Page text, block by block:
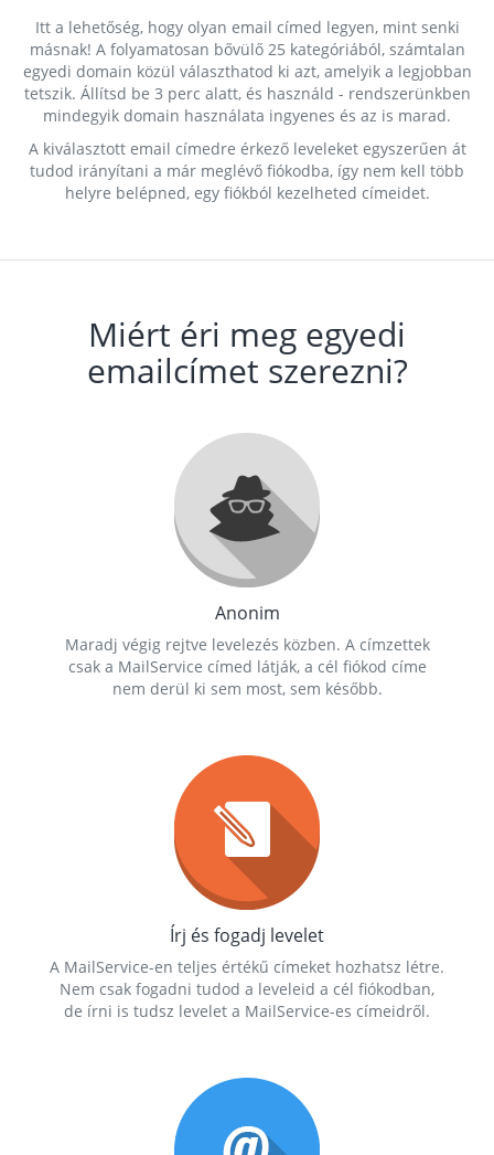
Itt a lehetőség, hogy olyan email címed legyen, mint senki
másnak! A folyamatosan bővülő 25 kategóriából, számtalan
egyedi domain közül választhatod ki azt, amelyik a legjobban
tetszik. Állítsd be 3 perc alatt, és használd - rendszerünkben
mindegyik domain használata ingyenes és az is marad.
A kiválasztott email címedre érkező leveleket egyszerűen át
tudod irányítani a már meglévő fiókodba, így nem kell több
helyre belépned, egy fiókból kezelheted címeidet.
Miért éri meg egyedi
emailcímet szerezni?
Anonim
Maradj végig rejtve levelezés közben. A címzettek
csak a MailService címed látják, a cél fiókod címe
nem derül ki sem most, sem később.
Írj és fogadj levelet
A MailService-en teljes értékű címeket hozhatsz létre.
Nem csak fogadni tudod a leveleid a cél fiókodban,
de írni is tudsz levelet a MailService-es címeidről.